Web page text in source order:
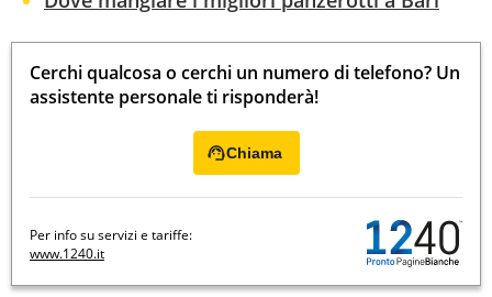
Cerchi qualcosa o cerchi un numero di telefono? Un
assistente personale ti risponderà!
Chiama
Per info su servizi e tariffe:
www.1240.it